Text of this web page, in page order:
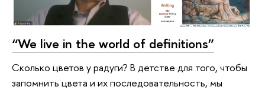
“We live in the world of definitions”
Сколько цветов у радуги? В детстве для того, чтобы
запомнить цвета и их последовательность, мы